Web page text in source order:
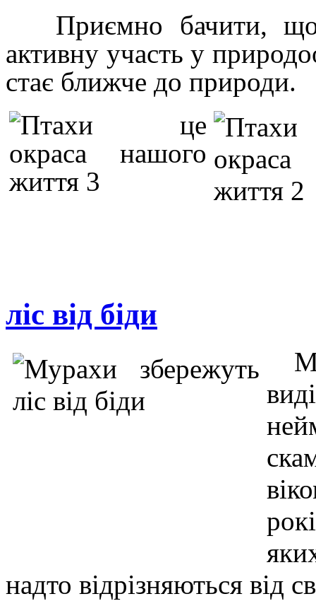
Приємно бачити, що
активну участь у
стає ближче до природи.
ліс від біди
надто відрізняються від